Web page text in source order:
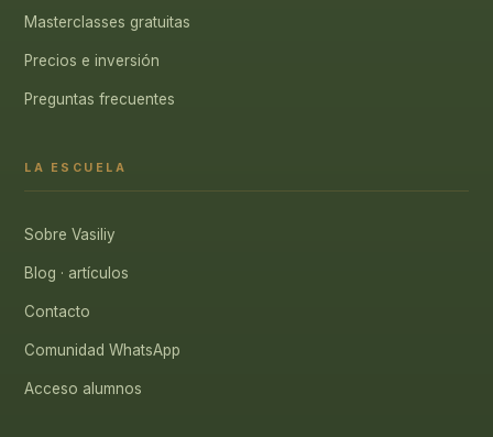
Masterclasses gratuitas
Precios e inversión
Preguntas frecuentes
LA ESCUELA
Sobre Vasiliy
Blog · artículos
Contacto
Comunidad WhatsApp
Acceso alumnos